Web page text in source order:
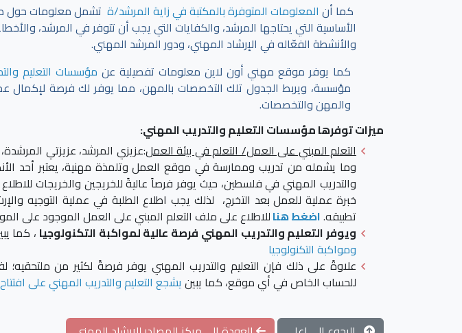
كما أن المعلومات المتوفرة بالمكتبة في زاية المرشد/ة تشمل معلومات حول
الأساسية التي يحتاجها المرشد، والكفايات التي يجب أن تتوفر في المرشد،
والأنشطة الفعّاله في الإرشاد المهني، ودور المرشد المهني.
كما يوفر موقع مهني أون لاين معلومات تفصيلية عن مؤسسات التعليم
مؤسسة، ويربط الجدول تلك التخصصات بالمهن، مما يوفر لك فرصة لإكمال
والمهن والتخصصات.
ميزات توفرها مؤسسات التعليم والتدريب المهني:
التعلم المبني على العمل/ التعلم في بيئة العمل:عزيزي المرشد، عزيزتي
وما يشمله من تدريب وممارسة في موقع العمل وتلمذة مهنية، يعتبر أحد
والتدريب المهني في فلسطين، حيث يوفر فرصاً عاليةً للخريجين والخريجات
خبرة عملية للعمل بعد التخرج، لذلك يجب اطلاع الطلبة في عملية التوجيه
تطبيقه.اضغط هناللاطلاع على ملف التعلم المبني على العمل الموجود على
ويوفر التعليم والتدريب المهني فرصة عالية لمواكبة التكنولوجيا، كما
ومواكبة التكنولوجيا
علاوةً على ذلك فإن التعليم والتدريب المهني يوفر فرصةً لكثير من
للحساب الخاص في أي موقع، كما يبينيشجع التعليم والتدريب المهني على